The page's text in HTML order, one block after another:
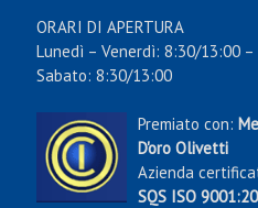
ORARI DI APERTURA
Lunedì – Venerdì: 8:30/13:00
Sabato: 8:30/13:00
Premiato con:
D'oro Olivetti
Azienda
SQS ISO